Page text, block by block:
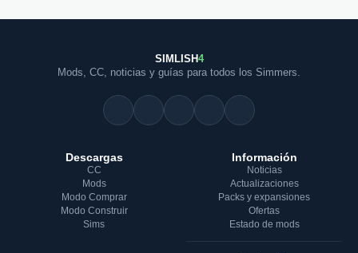
SIMLISH4
Mods, CC, noticias y guías para todos los Simmers.
Descargas
CC
Mods
Modo Comprar
Modo Construir
Sims
Información
Noticias
Actualizaciones
Packs y expansiones
Ofertas
Estado de mods